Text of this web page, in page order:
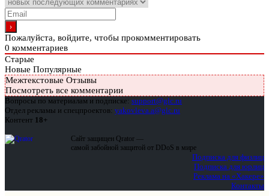
Пожалуйста, войдите, чтобы прокомментировать
0 комментариев
Старые
Новые Популярные
Межтекстовые Отзывы
Посмотреть все комментарии
Вопросы по материалам и подписке: support@glc.ru
Отдел рекламы и спецпроектов: yakovleva.a@glc.ru
Контент 18+
Сайт защищен Qrator —
самой забойной защитой от DDoS в мире
Подписка для физлиц
Подписка для юрлиц
Реклама на «Хакере»
Контакты